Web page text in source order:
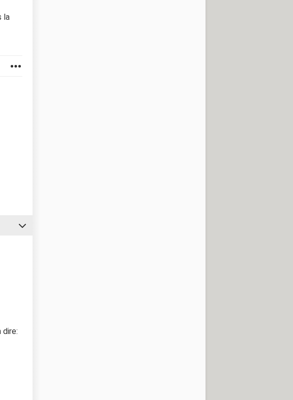
la